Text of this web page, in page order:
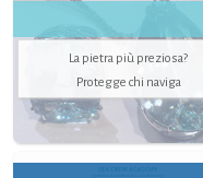
La pietra più preziosa?
Protegge chi naviga